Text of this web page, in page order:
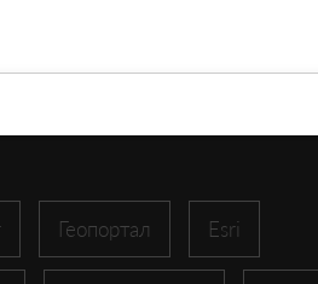
Геопортал Esri